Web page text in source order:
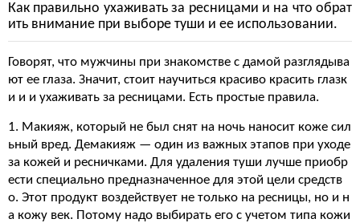
Как правильно ухаживать за ресницами и на что обрат
ить внимание при выборе туши и ее использовании.
Говорят, что мужчины при знакомстве с дамой разглядыва
ют ее глаза. Значит, стоит научиться красиво красить глазк
и и и ухаживать за ресницами. Есть простые правила.
1. Макияж, который не был снят на ночь наносит коже сил
ьный вред. Демакияж — один из важных этапов при уходе
за кожей и ресничками. Для удаления туши лучше приобр
ести специально предназначенное для этой цели средств
о. Этот продукт воздействует не только на ресницы, но и н
а кожу век. Потому надо выбирать его с учетом типа кожи